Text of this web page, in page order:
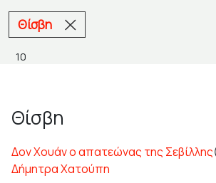
Θίσβη
Θίσβη
Δον Χουάν ο απατεώνας της Σεβίλλης
Δήμητρα Χατούπη